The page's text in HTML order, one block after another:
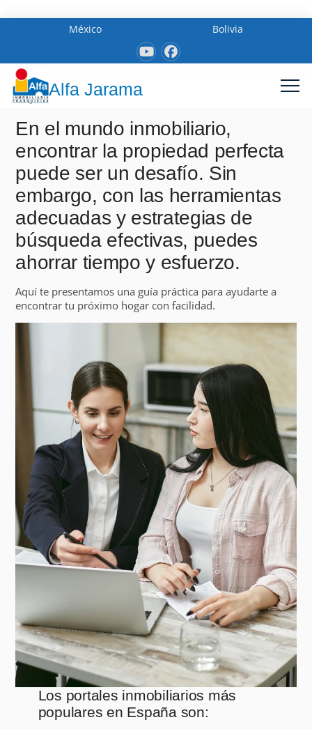
México Bolivia
Alfa Jarama
En el mundo inmobiliario,
encontrar la propiedad perfecta
puede ser un desafío. Sin
embargo, con las herramientas
adecuadas y estrategias de
búsqueda efectivas, puedes
ahorrar tiempo y esfuerzo.
Aquí te presentamos una guía práctica para ayudarte a
encontrar tu próximo hogar con facilidad.
Los portales inmobiliarios más
populares en España son: